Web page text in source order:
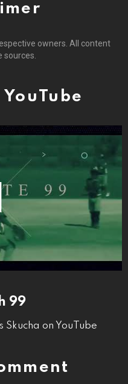
owners. All content
YouTube
99
on YouTube